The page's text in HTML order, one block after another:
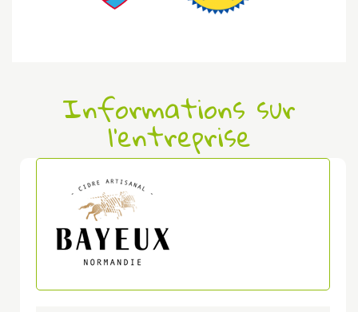
Informations sur
l'entreprise